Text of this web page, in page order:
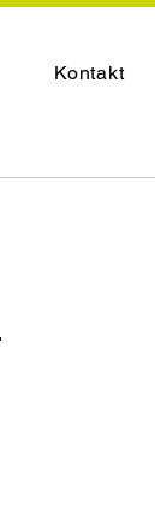
Kontakt